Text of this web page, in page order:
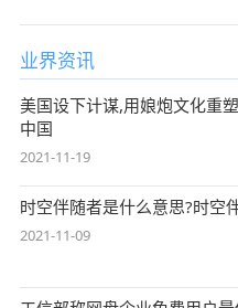
业界资讯
美国设下计谋,用娘炮文化重
中国
2021-11-19
时空伴随者是什么意思?时空
2021-11-09